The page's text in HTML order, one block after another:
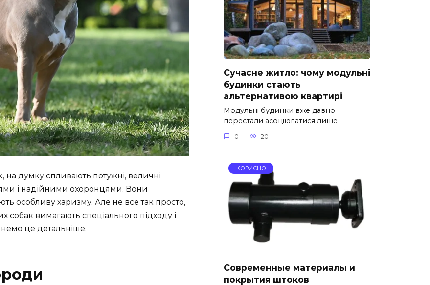
думку спливають потужні, величні
і надійними охоронцями. Вони
особливу харизму. Але не все так просто,
собак вимагають спеціального підходу і
це детальніше.
Сучасне житло: чому модульні
будинки стають
альтернативою квартирі
Модульні будинки вже давно
перестали асоціюватися лише
0 20
КОРИСНО
Современные материалы и
покрытия штоков